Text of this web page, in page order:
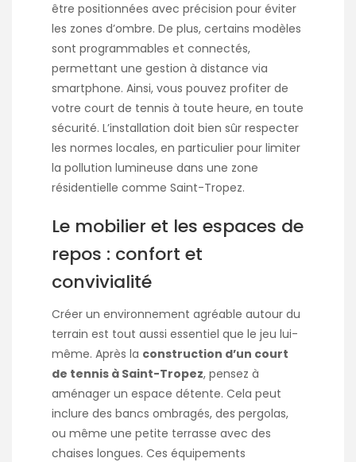
être positionnées avec précision pour éviter
les zones d’ombre. De plus, certains modèles
sont programmables et connectés,
permettant une gestion à distance via
smartphone. Ainsi, vous pouvez profiter de
votre court de tennis à toute heure, en toute
sécurité. L’installation doit bien sûr respecter
les normes locales, en particulier pour limiter
la pollution lumineuse dans une zone
résidentielle comme Saint-Tropez.
Le mobilier et les espaces de
repos : confort et
convivialité
Créer un environnement agréable autour du
terrain est tout aussi essentiel que le jeu lui-
même. Après la construction d’un court
de tennis à Saint-Tropez, pensez à
aménager un espace détente. Cela peut
inclure des bancs ombragés, des pergolas,
ou même une petite terrasse avec des
chaises longues. Ces équipements